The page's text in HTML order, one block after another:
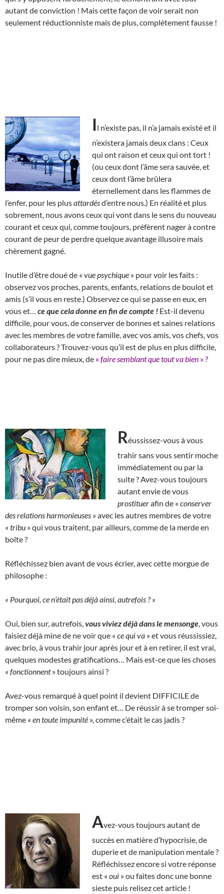
autant de conviction ! Mais cette façon de voir serait non
seulement réductionniste mais de plus, complètement fausse !
Il n’existe pas, il n’a jamais existé et il
n’existera jamais deux clans : Ceux
qui ont raison et ceux qui ont tort !
(ou ceux dont l’âme sera sauvée, et
ceux dont l’âme brûlera
éternellement dans les flammes de
l’enfer, pour les plusattardésd’entre nous.) En réalité et plus
sobrement, nous avons ceux qui vont dans le sens du nouveau
courant et ceux qui, comme toujours, préfèrent nager à contre
courant de peur de perdre quelque avantage illusoire mais
chèrement gagné.
Inutile d’être doué de « vue psychique » pour voir les faits :
observez vos proches, parents, enfants, relations de boulot et
amis (s’il vous en reste.) Observez ce qui se passe en eux, en
vous et… ce que cela donne en fin de compte ! Est-il devenu
difficile, pour vous, de conserver de bonnes et saines relations
avec les membres de votre famille, avec vos amis, vos chefs, vos
collaborateurs ? Trouvez-vous qu’il est de plus en plus difficile,
pour ne pas dire mieux, de « faire semblant que tout va bien » ?
Réussissez-vous à vous
trahir sans vous sentir moche
immédiatement ou par la
suite ? Avez-vous toujours
autant envie de vous
prostituerafin de « conserver
des relations harmonieuses » avec les autres membres de votre
« tribu » qui vous traitent, par ailleurs, comme de la merde en
boîte ?
Réfléchissez bien avant de vous écrier, avec cette morgue de
philosophe :
« Pourquoi, ce n’était pas déjà ainsi, autrefois ? »
Oui, bien sur, autrefois, vous viviez déjà dans le mensonge , vous
faisiez déjà mine de ne voir que « ce qui va » et vous réussissiez,
avec brio, à vous trahir jour après jour et à en retirer, il est vrai,
quelques modestes gratifications… Mais est-ce que les choses
« fonctionnent» toujours ainsi ?
Avez-vous remarqué à quel point il devient DIFFICILE de
tromper son voisin, son enfant et… De réussir à se tromper soi-
même « en toute impunité », comme c’était le cas jadis ?
Avez-vous toujours autant de
succès en matière d’hypocrisie, de
duperie et de manipulation mentale ?
Réfléchissez encore si votre réponse
est « oui » ou faites donc une bonne
sieste puis relisez cet article !